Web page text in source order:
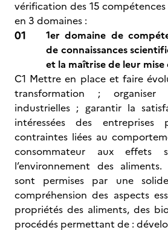
vérification des 15
en 3 domaines :
1er domaine de
de connaissances
et la maîtrise de leur
C1 Mettre en place et faire
transformation ; organiser
industrielles ; garantir la
intéressées des entreprises
contraintes liées au
consommateur aux
l’environnement des
sont permises par une
compréhension des aspects
propriétés des aliments, des
procédés permettant de :